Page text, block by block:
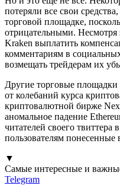
потеряли все свои
торговой площадке,
отрицательными. Несмотря
Kraken выплатить
комментариям в
возмещать трейдерам их
Другие торговые площадки
от колебаний курса
криптовалютной бирже
аномальное падение
читателей своего твиттера
пользователям понесенные
▼
Самые интересные и
Telegram